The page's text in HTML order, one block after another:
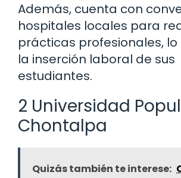
Además, cuenta con
hospitales locales para
prácticas profesionales,
la inserción laboral de sus
estudiantes.
2 Universidad
Chontalpa
Quizás también te interese: